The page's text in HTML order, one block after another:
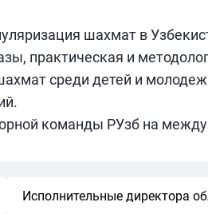
шахмат в
практическая и
среди детей и
команды РУзб на
Исполнительные директора